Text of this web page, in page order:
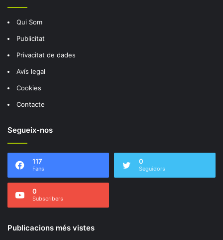
Qui Som
Publicitat
Privacitat de dades
Avís legal
Cookies
Contacte
Segueix-nos
117
Fans
0
Seguidors
0
Subscribers
Publicacions més vistes